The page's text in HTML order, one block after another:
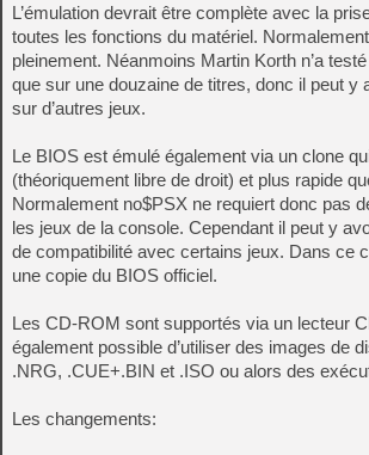
L’émulation devrait être complète avec la
toutes les fonctions du matériel.
pleinement. Néanmoins Martin Korth n’a
que sur une douzaine de titres, donc il peut y
sur d’autres jeux.
Le BIOS est émulé également via un clone
(théoriquement libre de droit) et plus rapide
Normalement no$PSX ne requiert donc pas
les jeux de la console. Cependant il peut y
de compatibilité avec certains jeux. Dans ce
une copie du BIOS officiel.
Les CD-ROM sont supportés via un lecteur
également possible d’utiliser des images de
.NRG, .CUE+.BIN et .ISO ou alors des
Les changements: